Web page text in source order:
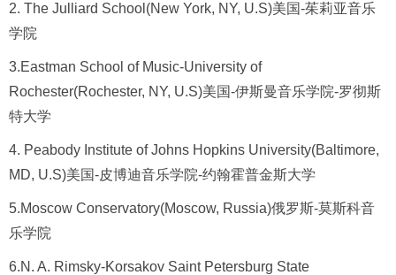
2. The Julliard School(New York, NY, U.S)美国-茱莉亚音乐
学院
3.Eastman School of Music-University of
Rochester(Rochester, NY, U.S)美国-伊斯曼音乐学院-罗彻斯
特大学
4. Peabody Institute of Johns Hopkins University(Baltimore,
MD, U.S)美国-皮博迪音乐学院-约翰霍普金斯大学
5.Moscow Conservatory(Moscow, Russia)俄罗斯-莫斯科音
乐学院
6.N. A. Rimsky-Korsakov Saint Petersburg State